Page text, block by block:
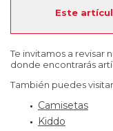
Este
Te invitamos a revisar
donde encontrarás
También puedes
Camisetas
Kiddo